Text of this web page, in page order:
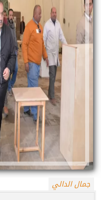
جمال الدالي